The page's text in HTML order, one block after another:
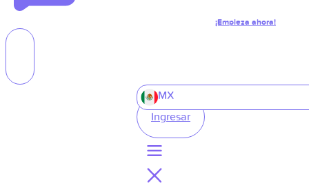
¡Empieza ahora!
MX
Ingresar